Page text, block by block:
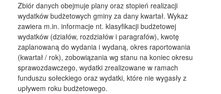
Zbiór danych obejmuje plany oraz stopień realizacji
wydatków budżetowych gminy za dany kwartał. Wykaz
zawiera m.in. informacje nt. klasyfikacji budżetowej
wydatków (działów, rozdziałów i paragrafów), kwotę
zaplanowaną do wydania i wydaną, okres raportowania
(kwartał / rok), zobowiązania wg stanu na koniec okresu
sprawozdawczego, wydatki zrealizowane w ramach
funduszu sołeckiego oraz wydatki, które nie wygasły z
upływem roku budżetowego.